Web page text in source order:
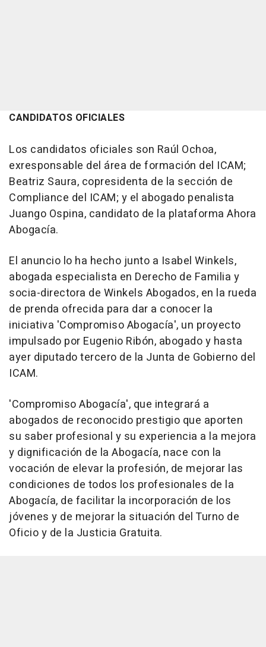
CANDIDATOS OFICIALES
Los candidatos oficiales son Raúl Ochoa,
exresponsable del área de formación del ICAM;
Beatriz Saura, copresidenta de la sección de
Compliance del ICAM; y el abogado penalista
Juango Ospina, candidato de la plataforma Ahora
Abogacía.
El anuncio lo ha hecho junto a Isabel Winkels,
abogada especialista en Derecho de Familia y
socia-directora de Winkels Abogados, en la rueda
de prenda ofrecida para dar a conocer la
iniciativa 'Compromiso Abogacía', un proyecto
impulsado por Eugenio Ribón, abogado y hasta
ayer diputado tercero de la Junta de Gobierno del
ICAM.
'Compromiso Abogacía', que integrará a
abogados de reconocido prestigio que aporten
su saber profesional y su experiencia a la mejora
y dignificación de la Abogacía, nace con la
vocación de elevar la profesión, de mejorar las
condiciones de todos los profesionales de la
Abogacía, de facilitar la incorporación de los
jóvenes y de mejorar la situación del Turno de
Oficio y de la Justicia Gratuita.